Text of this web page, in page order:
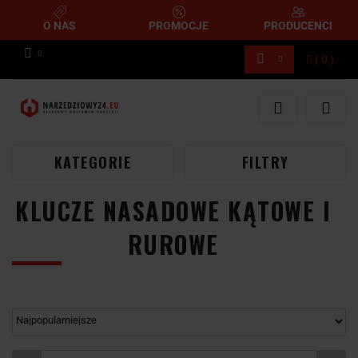
O NAS PROMOCJE PRODUCENCI
( 0 )
KATEGORIE FILTRY
KLUCZE NASADOWE KĄTOWE I
RUROWE